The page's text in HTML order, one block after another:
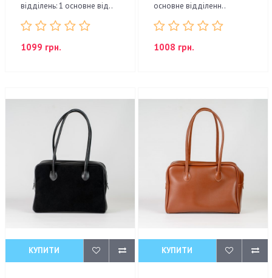
відділень: 1 основне від..
1099 грн.
основне відділенн..
1008 грн.
КУПИТИ КУПИТИ